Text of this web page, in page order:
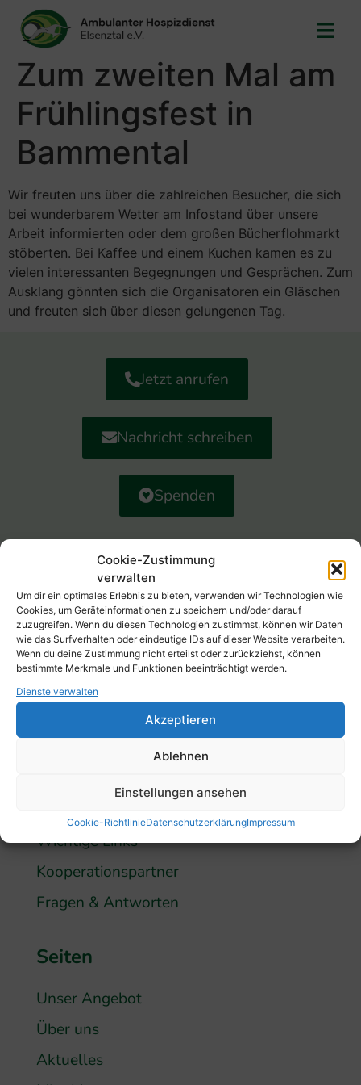
Cookie-Zustimmung
verwalten
Um dir ein optimales Erlebnis zu bieten, verwenden wir Technologien wie
Cookies, um Geräteinformationen zu speichern und/oder darauf
zuzugreifen. Wenn du diesen Technologien zustimmst, können wir Daten
wie das Surfverhalten oder eindeutige IDs auf dieser Website verarbeiten.
Wenn du deine Zustimmung nicht erteilst oder zurückziehst, können
bestimmte Merkmale und Funktionen beeinträchtigt werden.
Dienste verwalten
Akzeptieren
Ablehnen
Einstellungen ansehen
Cookie-RichtlinieDatenschutzerklärungImpressum
Zum zweiten Mal am
Frühlingsfest in
Bammental
Wir freuten uns über die zahlreichen Besucher, die sich
bei wunderbarem Wetter am Infostand über unsere
Arbeit informierten oder dem großen Bücherflohmarkt
stöberten. Bei Kaffee und einem Kuchen kamen es zu
vielen interessanten Begegnungen und Gesprächen. Zum
Ausklang gönnten sich die Organisatoren ein Gläschen
und freuten sich über diesen gelungenen Tag.
Jetzt anrufen
Nachricht schreiben
Spenden
Kontakt
Ambulanter Hospizdienst Elsenztal e. V.
Hauptstraße 38, 69245 Bammental
0151 724 488 66
Informationen
Wichtige Links
Kooperationspartner
Fragen & Antworten
Seiten
Unser Angebot
Über uns
Aktuelles